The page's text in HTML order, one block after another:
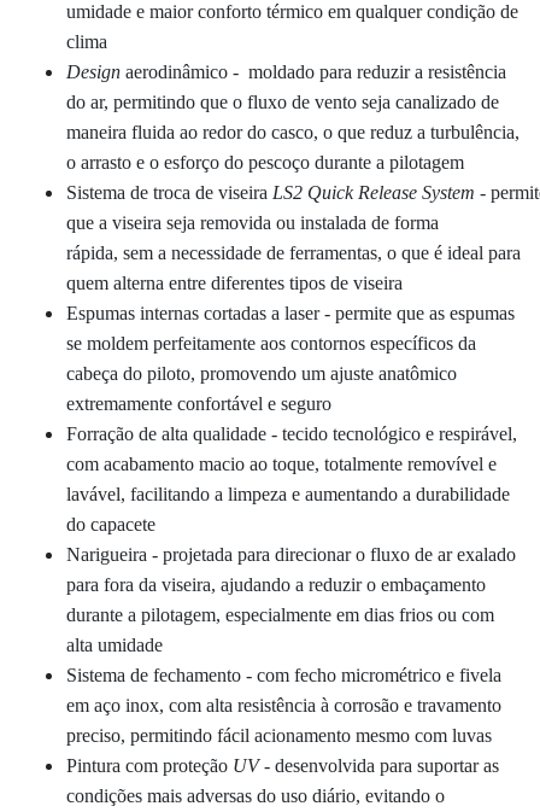
umidade e maior conforto térmico em qualquer condição de
clima
Design aerodinâmico - moldado para reduzir a resistência
do ar, permitindo que o fluxo de vento seja canalizado de
maneira fluida ao redor do casco, o que reduz a turbulência,
o arrasto e o esforço do pescoço durante a pilotagem
Sistema de troca de viseira LS2 Quick Release System -
que a viseira seja removida ou instalada de forma
rápida, sem a necessidade de ferramentas, o que é ideal para
quem alterna entre diferentes tipos de viseira
Espumas internas cortadas a laser - permite que as espumas
se moldem perfeitamente aos contornos específicos da
cabeça do piloto, promovendo um ajuste anatômico
extremamente confortável e seguro
Forração de alta qualidade - tecido tecnológico e respirável,
com acabamento macio ao toque, totalmente removível e
lavável, facilitando a limpeza e aumentando a durabilidade
do capacete
Narigueira - projetada para direcionar o fluxo de ar exalado
para fora da viseira, ajudando a reduzir o embaçamento
durante a pilotagem, especialmente em dias frios ou com
alta umidade
Sistema de fechamento - com fecho micrométrico e fivela
em aço inox, com alta resistência à corrosão e travamento
preciso, permitindo fácil acionamento mesmo com luvas
Pintura com proteção UV- desenvolvida para suportar as
condições mais adversas do uso diário, evitando o